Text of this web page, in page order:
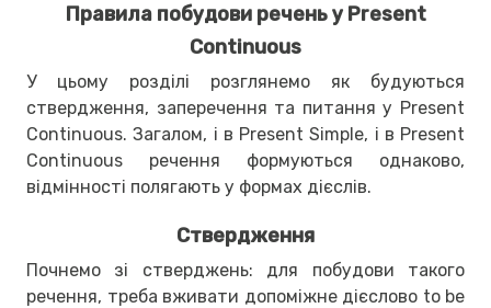
Правила побудови речень у Present
Continuous
У цьому розділі розглянемо як будуються
ствердження, заперечення та питання у Present
Continuous. Загалом, і в Present Simple, і в Present
Continuous речення формуються однаково,
відмінності полягають у формах дієслів.
Ствердження
Почнемо зі стверджень: для побудови такого
речення, треба вживати допоміжне дієслово to be